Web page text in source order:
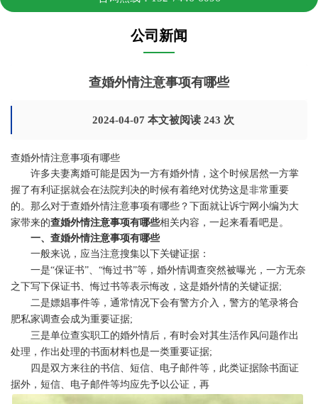
公司新闻
查婚外情注意事项有哪些
2024-04-07 本文被阅读 243 次
查婚外情注意事项有哪些
许多夫妻离婚可能是因为一方有婚外情，这个时候居然一方掌
握了有利证据就会在法院判决的时候有着绝对优势这是非常重要
的。那么对于查婚外情注意事项有哪些？下面就让诉宁网小编为大
家带来的查婚外情注意事项有哪些相关内容，一起来看看吧是。
一、查婚外情注意事项有哪些
一般来说，应当注意搜集以下关键证据：
一是“保证书”、“悔过书”等，婚外情调查突然被曝光，一方无奈
之下写下保证书、悔过书等表示悔改，这是婚外情的关键证据;
二是嫖娼事件等，通常情况下会有警方介入，警方的笔录将合
肥私家调查会成为重要证据;
三是单位查实职工的婚外情后，有时会对其生活作风问题作出
处理，作出处理的书面材料也是一类重要证据;
四是双方来往的书信、短信、电子邮件等，此类证据除书面证
据外，短信、电子邮件等均应先予以公证，再